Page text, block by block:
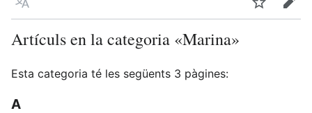
Llegir en un atre idioma Vigilar
Artículs en la categoria «Marina»
Esta categoria té les següents 3 pàgines:
A